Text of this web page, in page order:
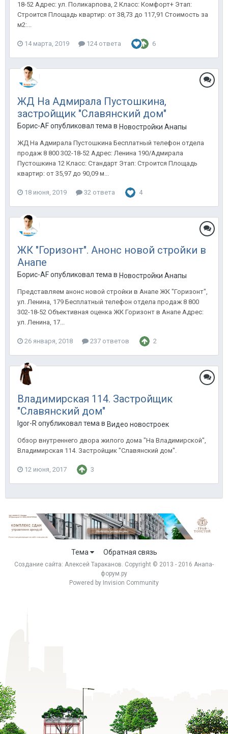
18-52 Адрес: ул. Поликарпова, 2 Класс: Комфорт+ Этап:
Строится Площадь квартир: от 38,73 до 117,91 Стоимость за
м2:...
14 марта, 2019 124 ответа 6
ЖД На Адмирала Пустошкина,
застройщик "Cлавянский дом"
Борис-AF опубликовал тема в Новостройки Анапы
ЖД На Адмирала Пустошкина Бесплатный телефон отдела
продаж 8 800 302-18-52 Адрес: Ленина 190/Адмирала
Пустошкина 12 Класс: Стандарт Этап: Строится Площадь
квартир: от 35,97 до 90,09 м...
18 июня, 2019 32 ответа 4
ЖК "Горизонт". Анонс новой стройки в
Анапе
Борис-AF опубликовал тема в Новостройки Анапы
Представляем анонс новой стройки в Анапе ЖК "Горизонт",
ул. Ленина, 179 Бесплатный телефон отдела продаж 8 800
302-18-52 Объективная оценка ЖК Горизонт в Анапе Адрес:
ул. Ленина, 17...
26 января, 2018 237 ответов 2
Владимирская 114. Застройщик
"Славянский дом"
Igor-R опубликовал тема в Видео новостроек
Обзор внутреннего двора жилого дома "На Владимирской",
Владимирская 114. Застройщик "Славянский дом".
12 июня, 2017 3
Тема Обратная связь
Создание сайта: Алексей Тараканов . Copyright © 2013 - 2016 Анапа-
форум.ру
Powered by Invision Community